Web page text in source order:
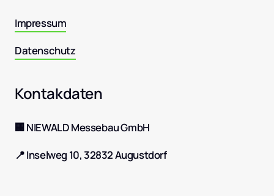
Impressum
Datenschutz
Kontakdaten
🏢 NIEWALD Messebau GmbH
📍 Inselweg 10, 32832 Augustdorf